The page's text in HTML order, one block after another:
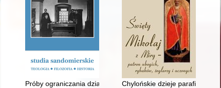
Próby ograniczania działalności duszpasterskiej
Chylońskie dzieje parafii i kultu